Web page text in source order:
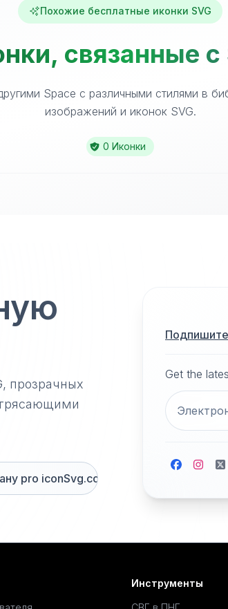
Похожие бесплатные иконки SVG
связанные с
Space с различными стилями в
изображений и иконок SVG.
0 Иконки
прозрачных
pro iconSvg.co
Get the
Инструменты